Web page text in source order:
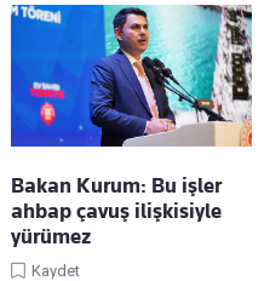
Bakan Kurum: Bu işler
ahbap çavuş ilişkisiyle
yürümez
Kaydet